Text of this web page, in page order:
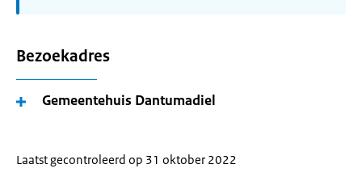
Bezoekadres
Gemeentehuis Dantumadiel
Laatst gecontroleerd op 31 oktober 2022